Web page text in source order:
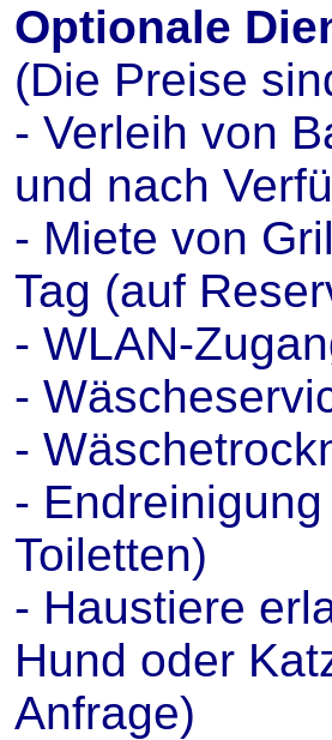
Optionale
(Die Preise
- Verleih von
und nach
- Miete von
Tag (auf
- WLAN-
-
-
-
Toiletten)
- Haustiere
Hund oder
Anfrage)